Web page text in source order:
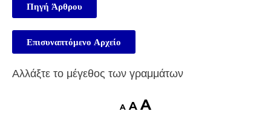
Πηγή Άρθρου
Επισυναπτόμενο Αρχείο
Αλλάξτε το μέγεθος των γραμμάτων
A A A